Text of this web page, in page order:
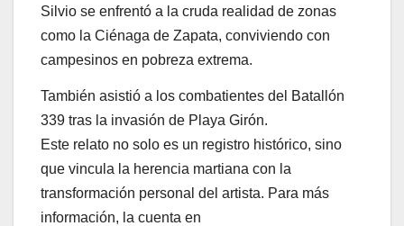
Silvio se enfrentó a la cruda realidad de zonas
como la Ciénaga de Zapata, conviviendo con
campesinos en pobreza extrema.
También asistió a los combatientes del Batallón
339 tras la invasión de Playa Girón.
Este relato no solo es un registro histórico, sino
que vincula la herencia martiana con la
transformación personal del artista. Para más
información, la cuenta en